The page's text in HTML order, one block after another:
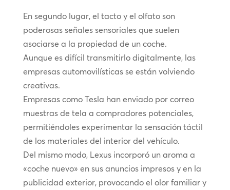
En segundo lugar, el tacto y el olfato son
poderosas señales sensoriales que suelen
asociarse a la propiedad de un coche.
Aunque es difícil transmitirlo digitalmente, las
empresas automovilísticas se están volviendo
creativas.
Empresas como Tesla han enviado por correo
muestras de tela a compradores potenciales,
permitiéndoles experimentar la sensación táctil
de los materiales del interior del vehículo.
Del mismo modo, Lexus incorporó un aroma a
«coche nuevo» en sus anuncios impresos y en la
publicidad exterior, provocando el olor familiar y